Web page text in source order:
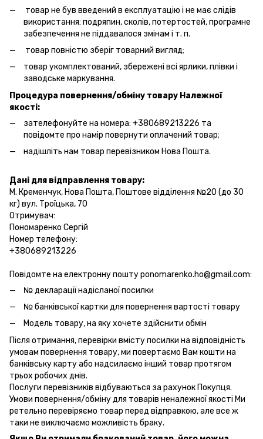
товар не був введений в експлуатацію і не має слідів
використання: подряпин, сколів, потертостей, програмне
забезпечення не піддавалося змінам і т. п.
товар повністю зберіг товарний вигляд;
товар укомплектований, збережені всі ярлики, плівки і
заводське маркування.
Процедура повернення/обміну товару Належної
якості:
зателефонуйте на номера: +380689213226 та
повідомте про намір повернути оплачений товар;
надішліть нам товар перевізником Нова Пошта.
Дані для відправлення товару:
М. Кременчук, Нова Пошта, Поштове відділення №20 (до 30
кг) вул. Троїцька, 70
Отримувач:
Пономаренко Сергій
Номер телефону:
+380689213226
Повідомте на електронну пошту ponomarenko.ho@gmail.com:
№ декларації надісланої посилки
№ банківської картки для повернення вартості товару
Модель товару, на яку хочете здійснити обмін
Після отримання, перевірки вмісту посилки на відповідність
умовам повернення товару, ми повертаємо Вам кошти на
банківську карту або надсилаємо інший товар протягом
трьох робочих днів.
Послуги перевізників відбуваються за рахунок Покупця.
Умови повернення/обміну для товарів неналежної якості Ми
ретельно перевіряємо товар перед відправкою, але все ж
таки не виключаємо можливість браку.